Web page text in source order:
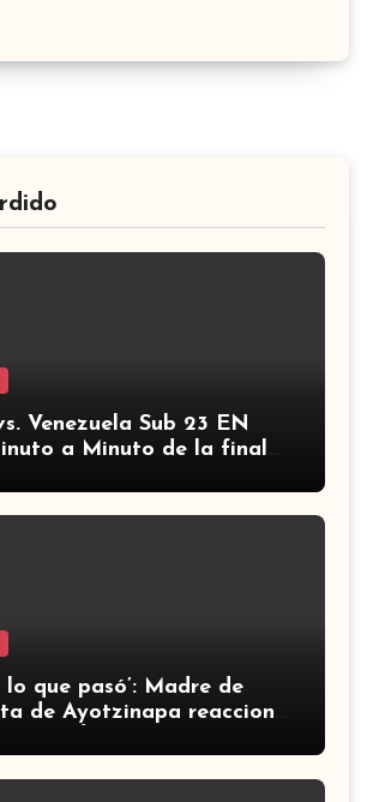
Venezuela Sub 23 EN
a Minuto de la final
lo que pasó’: Madre de
de Ayotzinapa reacciona